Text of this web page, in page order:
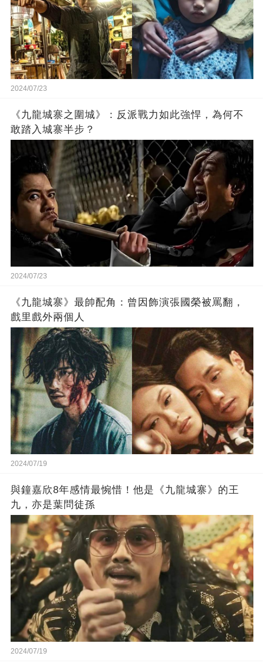
2024/07/23
《九龍城寨之圍城》：反派戰力如此強悍，為何不
敢踏入城寨半步？
2024/07/23
《九龍城寨》最帥配角：曾因飾演張國榮被罵翻，
戲里戲外兩個人
2024/07/19
與鐘嘉欣8年感情最惋惜！他是《九龍城寨》的王
九，亦是葉問徒孫
2024/07/19